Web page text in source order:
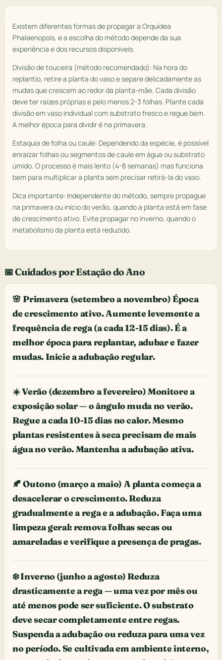
Existem diferentes formas de propagar a Orquídea
Phalaenopsis, e a escolha do método depende da sua
experiência e dos recursos disponíveis.
Divisão de touceira (método recomendado): Na hora do
replantio, retire a planta do vaso e separe delicadamente as
mudas que crescem ao redor da planta-mãe. Cada divisão
deve ter raízes próprias e pelo menos 2-3 folhas. Plante cada
divisão em vaso individual com substrato fresco e regue bem.
A melhor época para dividir é na primavera.
Estaquia de folha ou caule: Dependendo da espécie, é possível
enraizar folhas ou segmentos de caule em água ou substrato
úmido. O processo é mais lento (4-8 semanas) mas funciona
bem para multiplicar a planta sem precisar retirá-la do vaso.
Dica importante: Independente do método, sempre propague
na primavera ou início do verão, quando a planta está em fase
de crescimento ativo. Evite propagar no inverno, quando o
metabolismo da planta está reduzido.
📅 Cuidados por Estação do Ano
🌸 Primavera (setembro a novembro) Época
de crescimento ativo. Aumente levemente a
frequência de rega (a cada 12-15 dias). É a
melhor época para replantar, adubar e fazer
mudas. Inicie a adubação regular.
☀️ Verão (dezembro a fevereiro) Monitore a
exposição solar — o ângulo muda no verão.
Regue a cada 10-15 dias no calor. Mesmo
plantas resistentes à seca precisam de mais
água no verão. Mantenha a adubação ativa.
🍂 Outono (março a maio) A planta começa a
desacelerar o crescimento. Reduza
gradualmente a rega e a adubação. Faça uma
limpeza geral: remova folhas secas ou
amareladas e verifique a presença de pragas.
❄️ Inverno (junho a agosto) Reduza
drasticamente a rega — uma vez por mês ou
até menos pode ser suficiente. O substrato
deve secar completamente entre regas.
Suspenda a adubação ou reduza para uma vez
no período. Se cultivada em ambiente interno,